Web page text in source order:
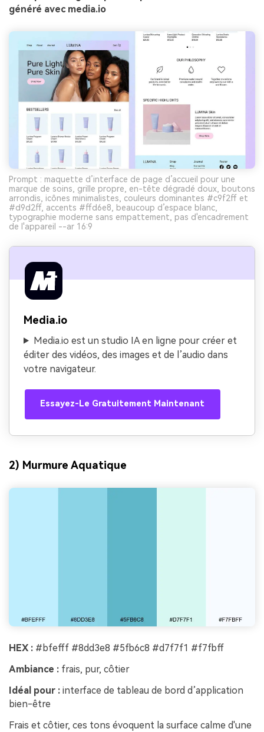
généré avec media.io
Prompt : maquette d’interface de page d’accueil pour une
marque de soins, grille propre, en-tête dégradé doux, boutons
arrondis, icônes minimalistes, couleurs dominantes #c9f2ff et
#d9d2ff, accents #ffd6e8, beaucoup d’espace blanc,
typographie moderne sans empattement, pas d'encadrement
de l'appareil --ar 16:9
Media.io
Media.io est un studio IA en ligne pour créer et
éditer des vidéos, des images et de l’audio dans
votre navigateur.
Essayez-Le Gratuitement Maintenant
2) Murmure Aquatique
HEX : #bfefff #8dd3e8 #5fb6c8 #d7f7f1 #f7fbff
Ambiance : frais, pur, côtier
Idéal pour : interface de tableau de bord d’application
bien-être
Frais et côtier, ces tons évoquent la surface calme d'une